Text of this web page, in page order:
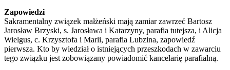
Zapowiedzi
Sakramentalny związek małżeński mają zamiar zawrzeć Bartosz
Jarosław Brzyski, s. Jarosława i Katarzyny, parafia tutejsza, i Alicja
Wielgus, c. Krzysztofa i Marii, parafia Lubzina, zapowiedź
pierwsza. Kto by wiedział o istniejących przeszkodach w zawarciu
tego związku jest zobowiązany powiadomić kancelarię parafialną.